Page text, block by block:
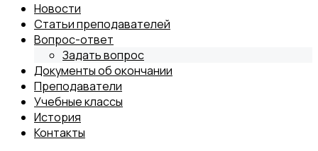
Новости
Статьи преподавателей
Вопрос-ответ
Задать вопрос
Документы об окончании
Преподаватели
Учебные классы
История
Контакты